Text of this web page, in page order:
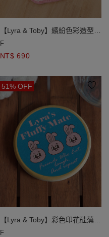
【Lyra & Toby】繽紛色彩造型絨
毛地墊
F
NT$ 690
51% OFF
【Lyra & Toby】彩色印花硅藻土
造型杯墊
F